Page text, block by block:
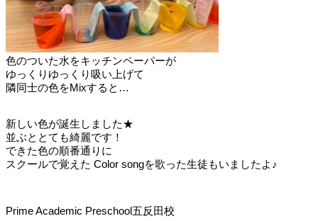
色のついた水をキッチンペーパーが
ゆっくりゆっくり吸い上げて
隣同士の色をMixすると…
新しい色が誕生しました★
並ぶととても綺麗です！
できた色の順番通りに
スクールで覚えた Color songを歌った生徒もいましたよ♪
Prime Academic Preschool五反田校